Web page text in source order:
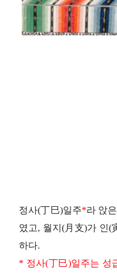
정사(丁巳)일주*라 앉
였고, 월지(月支)가 인(
하다.
* 정사(丁巳)일주는 성